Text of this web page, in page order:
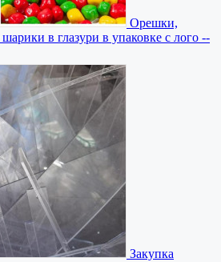
Орешки,
в глазури в упаковке с лого --
Закупка